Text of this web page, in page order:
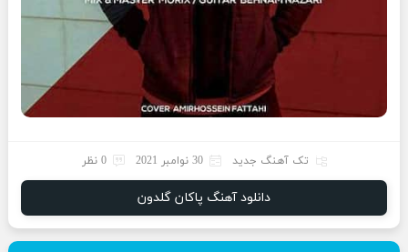
تک آهنگ جدید 30 نوامبر 2021 0 نظر
دانلود آهنگ پاکان گلدون